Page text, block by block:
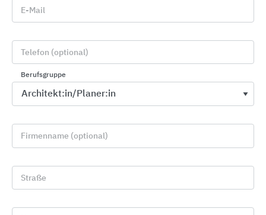
E-Mail
Telefon (optional)
Berufsgruppe
Firmenname (optional)
Straße